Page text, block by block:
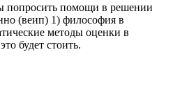
попросить помощи в решении
(веип) 1) философия в
методы оценки в
будет стоить.